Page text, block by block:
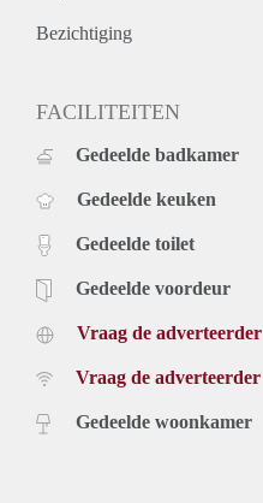
Bezichtiging
FACILITEITEN
Gedeelde badkamer
Gedeelde keuken
Gedeelde toilet
Gedeelde voordeur
Vraag de adverteerder
Vraag de adverteerder
Gedeelde woonkamer